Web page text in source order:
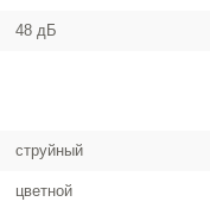
48 дБ
струйный
цветной